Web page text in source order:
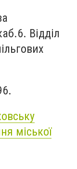
Відділ
міської